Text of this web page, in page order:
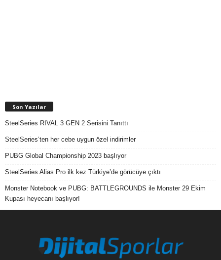
Son Yazılar
SteelSeries RIVAL 3 GEN 2 Serisini Tanıttı
SteelSeries’ten her cebe uygun özel indirimler
PUBG Global Championship 2023 başlıyor
SteelSeries Alias Pro ilk kez Türkiye’de görücüye çıktı
Monster Notebook ve PUBG: BATTLEGROUNDS ile Monster 29 Ekim
Kupası heyecanı başlıyor!